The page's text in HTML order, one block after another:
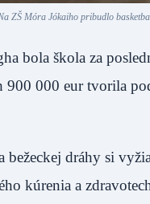
ZŠ Móra Jókaiho pribudlo
bola škola za
000 eur tvorila
bežeckej dráhy si
kúrenia a